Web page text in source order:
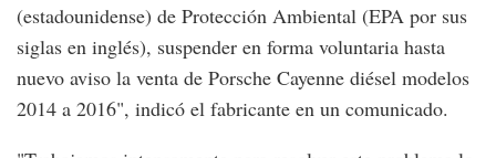
(estadounidense) de Protección Ambiental (EPA por sus
siglas en inglés), suspender en forma voluntaria hasta
nuevo aviso la venta de Porsche Cayenne diésel modelos
2014 a 2016", indicó el fabricante en un comunicado.